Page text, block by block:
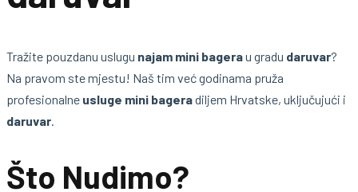
Tražite pouzdanu uslugu najam mini bagerau gradu daruvar?
Na pravom ste mjestu! Naš tim već godinama pruža
profesionalne usluge mini bageradiljem Hrvatske, uključujući i
daruvar
Što Nudimo?